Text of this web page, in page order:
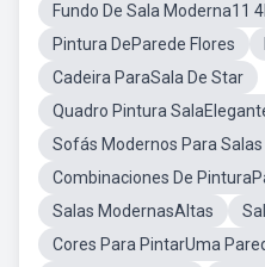
Fundo De Sala Moderna11
Pintura DeParede Flores
Cadeira ParaSala De Star
Quadro Pintura
Sofás Modernos Para
Combinaciones De
Salas ModernasAltas
Cores Para PintarUma